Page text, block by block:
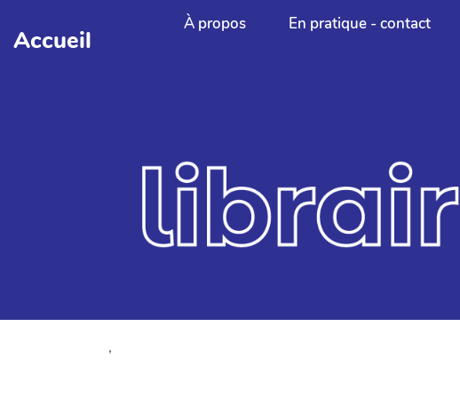
Aller au contenu principal
Accueil
À propos En pratique - contact
,